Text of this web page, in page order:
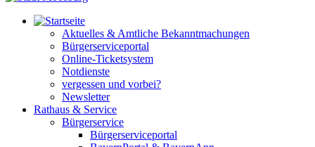
Aktuelles & Amtliche Bekanntmachungen
Bürgerserviceportal
Online-Ticketsystem
Notdienste
vergessen und vorbei?
Newsletter
Rathaus & Service
Bürgerservice
Bürgerserviceportal